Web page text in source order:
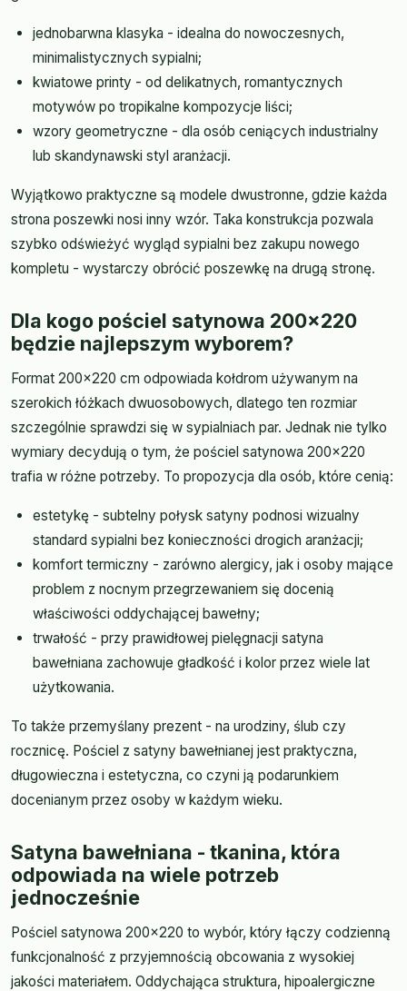
jednobarwna klasyka - idealna do nowoczesnych,
minimalistycznych sypialni;
kwiatowe printy - od delikatnych, romantycznych
motywów po tropikalne kompozycje liści;
wzory geometryczne - dla osób ceniących industrialny
lub skandynawski styl aranżacji.
Wyjątkowo praktyczne są modele dwustronne, gdzie każda
strona poszewki nosi inny wzór. Taka konstrukcja pozwala
szybko odświeżyć wygląd sypialni bez zakupu nowego
kompletu - wystarczy obrócić poszewkę na drugą stronę.
Dla kogo pościel satynowa 200x220
będzie najlepszym wyborem?
Format 200x220 cm odpowiada kołdrom używanym na
szerokich łóżkach dwuosobowych, dlatego ten rozmiar
szczególnie sprawdzi się w sypialniach par. Jednak nie tylko
wymiary decydują o tym, że pościel satynowa 200x220
trafia w różne potrzeby. To propozycja dla osób, które cenią:
estetykę - subtelny połysk satyny podnosi wizualny
standard sypialni bez konieczności drogich aranżacji;
komfort termiczny - zarówno alergicy, jak i osoby mające
problem z nocnym przegrzewaniem się docenią
właściwości oddychającej bawełny;
trwałość - przy prawidłowej pielęgnacji satyna
bawełniana zachowuje gładkość i kolor przez wiele lat
użytkowania.
To także przemyślany prezent - na urodziny, ślub czy
rocznicę. Pościel z satyny bawełnianej jest praktyczna,
długowieczna i estetyczna, co czyni ją podarunkiem
docenianym przez osoby w każdym wieku.
Satyna bawełniana - tkanina, która
odpowiada na wiele potrzeb
jednocześnie
Pościel satynowa 200x220 to wybór, który łączy codzienną
funkcjonalność z przyjemnością obcowania z wysokiej
jakości materiałem. Oddychająca struktura, hipoalergiczne